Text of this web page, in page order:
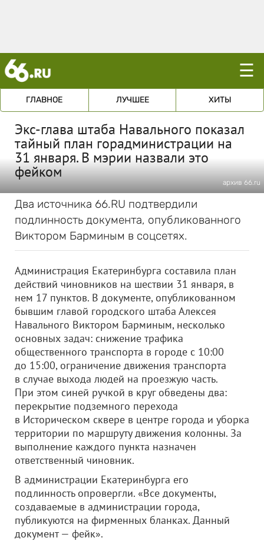
☰
ГЛАВНОЕ ЛУЧШЕЕ ХИТЫ
Экс-глава штаба Навального показал
тайный план горадминистрации на
31 января. В мэрии назвали это
фейком
архив 66.ru
Два источника 66.RU подтвердили
подлинность документа, опубликованного
Виктором Барминым в соцсетях.
Администрация Екатеринбурга составила план
действий чиновников на шествии 31 января, в
нем 17 пунктов. В документе, опубликованном
бывшим главой городского штаба Алексея
Навального Виктором Барминым, несколько
основных задач: снижение трафика
общественного транспорта в городе с 10:00
до 15:00, ограничение движения транспорта
в случае выхода людей на проезжую часть.
При этом синей ручкой в круг обведены два:
перекрытие подземного перехода
в Историческом сквере в центре города и уборка
территории по маршруту движения колонны. За
выполнение каждого пункта назначен
ответственный чиновник.
В администрации Екатеринбурга его
подлинность опровергли. «Все документы,
создаваемые в администрации города,
публикуются на фирменных бланках. Данный
документ — фейк».